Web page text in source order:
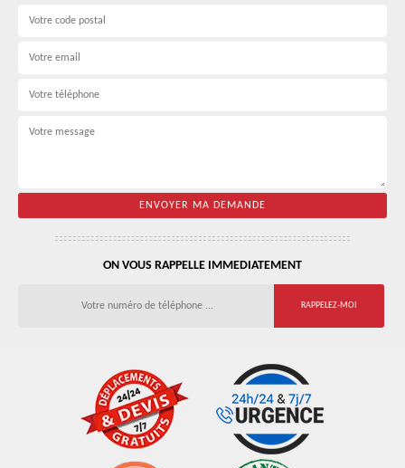
ON VOUS RAPPELLE IMMEDIATEMENT